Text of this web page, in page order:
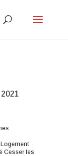
Cesser les